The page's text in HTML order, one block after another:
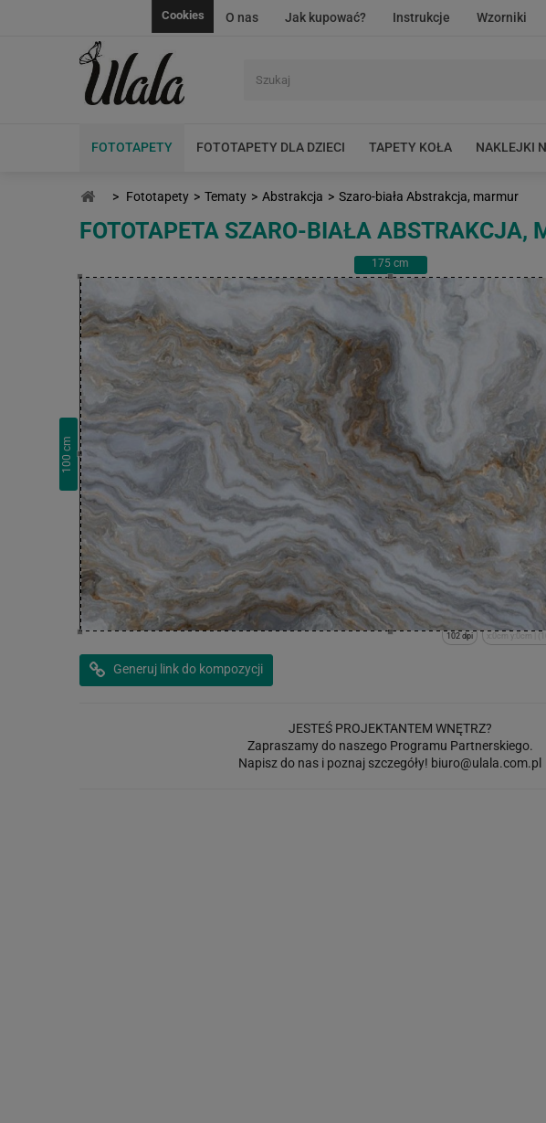
O nas Jak kupować? Instrukcje Wzorniki
Cookies
FOTOTAPETY FOTOTAPETY DLA DZIECI TAPETY KOŁA NAKLEJKI
> Fototapety > Tematy > Abstrakcja > Szaro-biała Abstrakcja, marmur
FOTOTAPETA SZARO-BIAŁA ABSTRAKCJA,
175 cm
100
cm
x:0cm y:0cm |
102 dpi
Generuj link do kompozycji
JESTEŚ PROJEKTANTEM WNĘTRZ?
Zapraszamy do naszego Programu Partnerskiego.
Napisz do nas i poznaj szczegóły! biuro@ulala.com.pl